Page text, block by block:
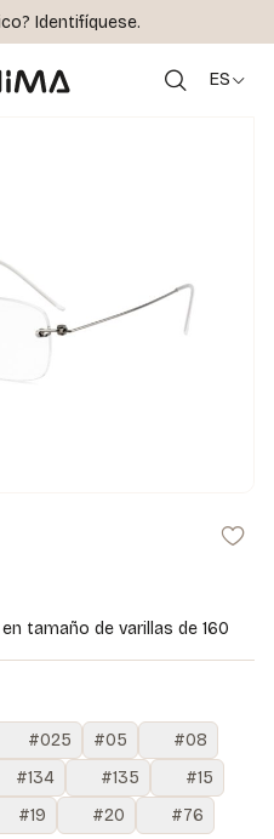
Identifíquese.
ES
tamaño de varillas de 160
#025 #05
#08
#134 #135
#15
#19 #20 #76